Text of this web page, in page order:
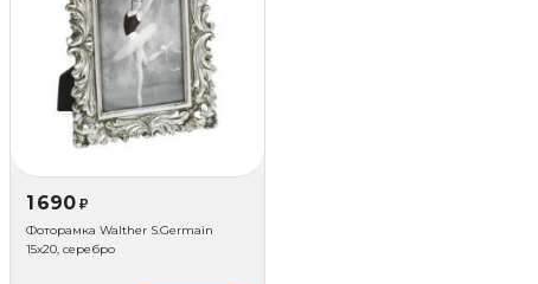
1 690 ₽
Фоторамка Walther S.Germain
15x20, серебро